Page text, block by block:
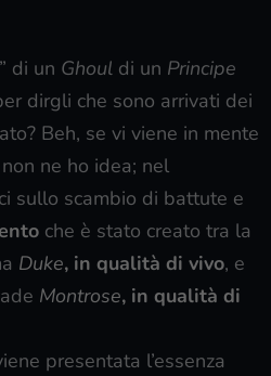
” di un Ghoul di un Principe
dirgli che sono arrivati dei
Beh, se vi viene in mente
ne ho idea; nel
sullo scambio di battute e
che è stato creato tra la
Duke, in qualità di vivo, e
Montrose, in qualità di
presentata l’essenza